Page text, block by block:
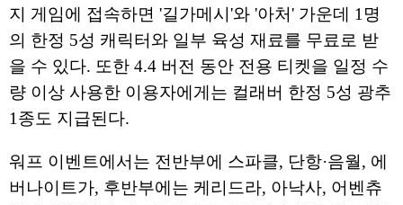
지 게임에 접속하면 '길가메시'와 '아처' 가운데 1명
의 한정 5성 캐릭터와 일부 육성 재료를 무료로 받
을 수 있다. 또한 4.4 버전 동안 전용 티켓을 일정 수
량 이상 사용한 이용자에게는 컬래버 한정 5성 광추
1종도 지급된다.
워프 이벤트에서는 전반부에 스파클, 단항·음월, 에
버나이트가, 후반부에는 케리드라, 아낙사, 어벤츄